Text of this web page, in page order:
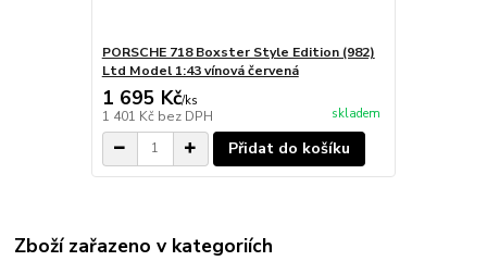
PORSCHE 718 Boxster Style Edition (982)
Ltd Model 1:43 vínová červená
1 695 Kč/ks
1 401 Kč bez DPH skladem
Přidat do košíku
Zboží zařazeno v kategoriích